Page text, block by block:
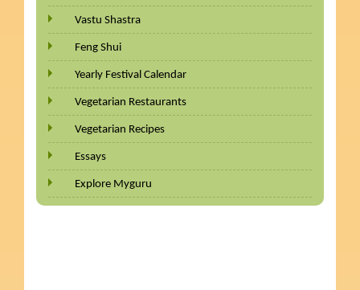
Vastu Shastra
Feng Shui
Yearly Festival Calendar
Vegetarian Restaurants
Vegetarian Recipes
Essays
Explore Myguru